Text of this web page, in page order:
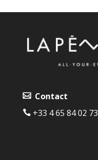
Contact
+33 4 65 84 02 73‬‬